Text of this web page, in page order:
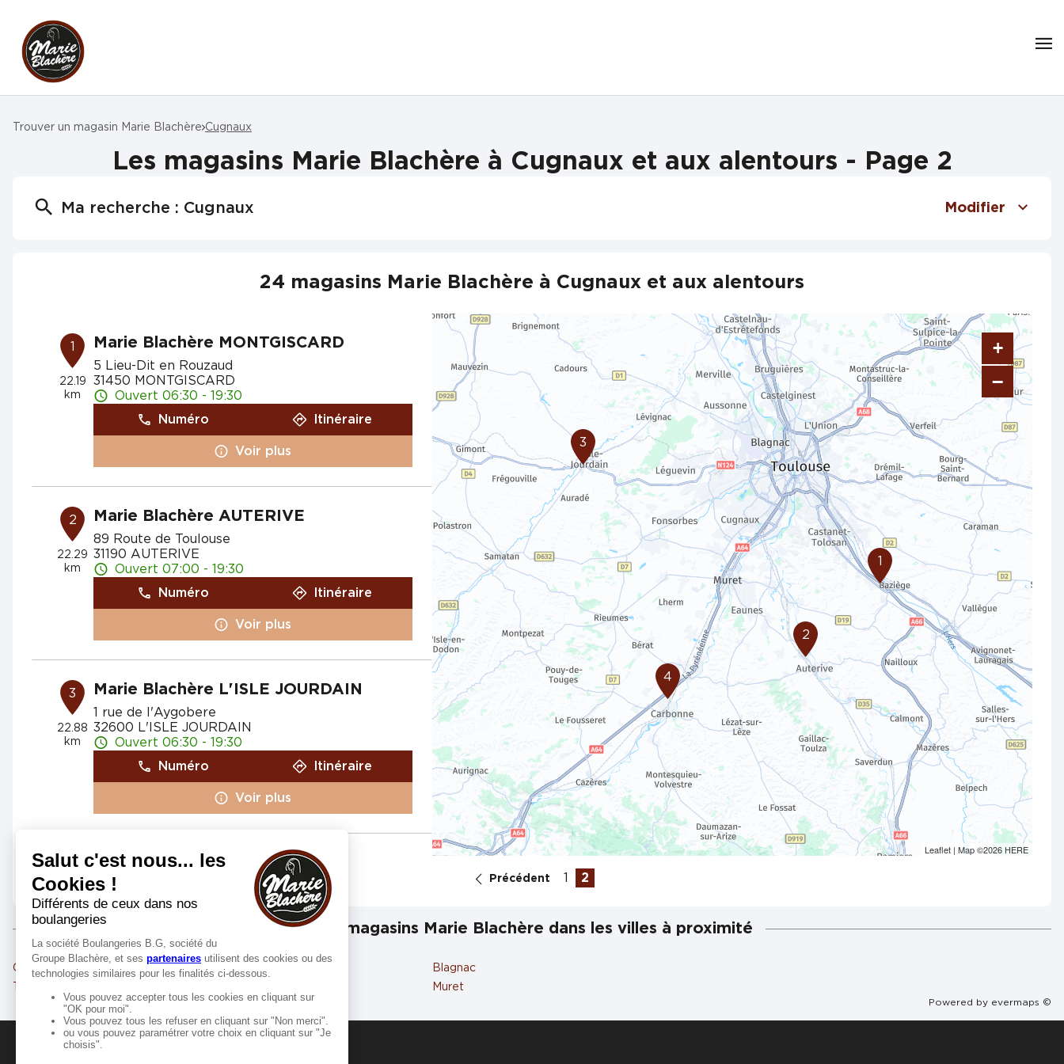
Trouver un magasin Marie Blachère Cugnaux
Les magasins Marie Blachère à Cugnaux et aux alentours - Page 2
Ma recherche : Cugnaux Modifier
24 magasins Marie Blachère à Cugnaux et aux alentours
1
22.19
km
Marie Blachère MONTGISCARD
5 Lieu-Dit en Rouzaud
31450 MONTGISCARD
Ouvert 06:30 - 19:30
Numéro
Itinéraire
Voir plus
2
22.29
km
Marie Blachère AUTERIVE
89 Route de Toulouse
31190 AUTERIVE
Ouvert 07:00 - 19:30
Numéro
Itinéraire
Voir plus
3
22.88
km
Marie Blachère L'ISLE JOURDAIN
1 rue de l'Aygobere
32600 L'ISLE JOURDAIN
Ouvert 06:30 - 19:30
Numéro
Itinéraire
Voir plus
4
28.04
km
Marie Blachère CARBONNE
1 avenue Jean Monnet
31390 CARBONNE
Numéro
Itinéraire
Voir plus
3
4
2
1
+
−
Leaflet| Map ©2026 HERE
Précédent 1 2
Les magasins Marie Blachère dans les villes à proximité
Cugnaux
Colomiers
Blagnac
Muret
Powered by evermaps ©